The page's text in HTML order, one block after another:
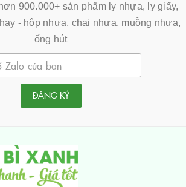
900.000+ sản phẩm ly nhựa, ly giấy,
- hộp nhựa, chai nhựa, muỗng nhựa,
ống hút
ĐĂNG KÝ